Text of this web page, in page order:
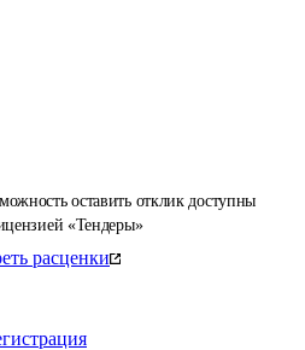
оставить отклик доступны
«Тендеры»
расценки